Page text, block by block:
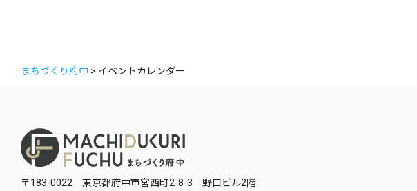
まちづくり府中 > イベントカレンダー
〒183-0022 東京都府中市宮西町2-8-3 野口ビル2階